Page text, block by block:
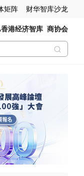
矩阵 财华智库沙龙
港经济智库 商协会